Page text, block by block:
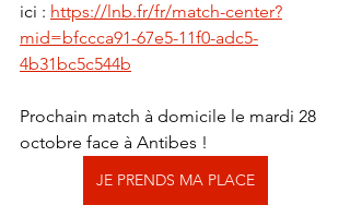
ici : https://lnb.fr/fr/match-center?
mid=bfccca91-67e5-11f0-adc5-
4b31bc5c544b
Prochain match à domicile le mardi 28
octobre face à Antibes !
JE PRENDS MA PLACE